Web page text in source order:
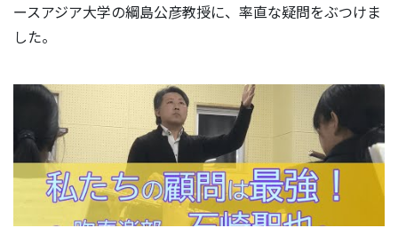
ースアジア大学の綱島公彦教授に、率直な疑問をぶつけま
した。